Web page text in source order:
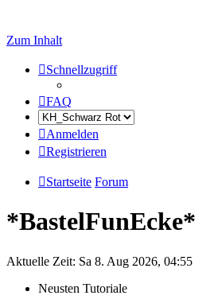
Zum Inhalt
Schnellzugriff
FAQ
Anmelden
Registrieren
Startseite Forum
*BastelFunEcke*
Aktuelle Zeit: Sa 8. Aug 2026, 04:55
Neusten Tutoriale